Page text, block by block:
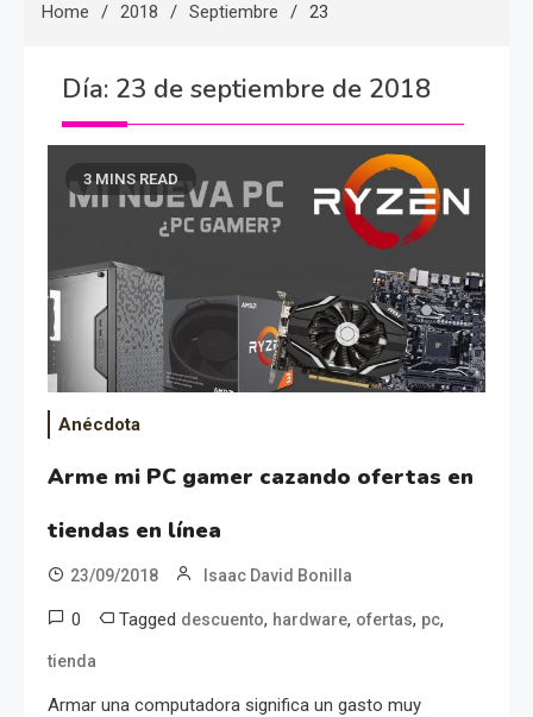
Home 2018 Septiembre 23
Día: 23 de septiembre de 2018
3 MINS READ
Anécdota
Arme mi PC gamer cazando ofertas en
tiendas en línea
23/09/2018 Isaac David Bonilla
0 Tagged descuento, hardware, ofertas, pc,
tienda
Armar una computadora significa un gasto muy